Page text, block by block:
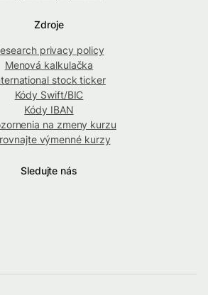
Zdroje
privacy policy
Menová kalkulačka
stock ticker
Kódy Swift/BIC
Kódy IBAN
na zmeny kurzu
výmenné kurzy
Sledujte nás